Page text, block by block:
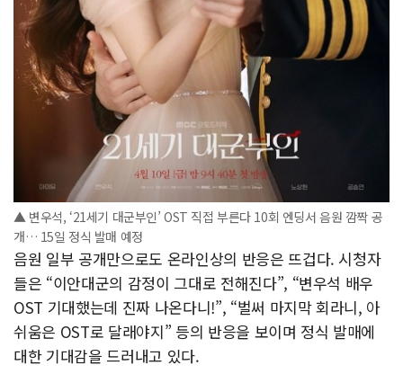
▲ 변우석, ‘21세기 대군부인’ OST 직접 부른다 10회 엔딩서 음원 깜짝 공
개… 15일 정식 발매 예정
음원 일부 공개만으로도 온라인상의 반응은 뜨겁다. 시청자
들은 “이안대군의 감정이 그대로 전해진다”, “변우석 배우
OST 기대했는데 진짜 나온다니!”, “벌써 마지막 회라니, 아
쉬움은 OST로 달래야지” 등의 반응을 보이며 정식 발매에
대한 기대감을 드러내고 있다.